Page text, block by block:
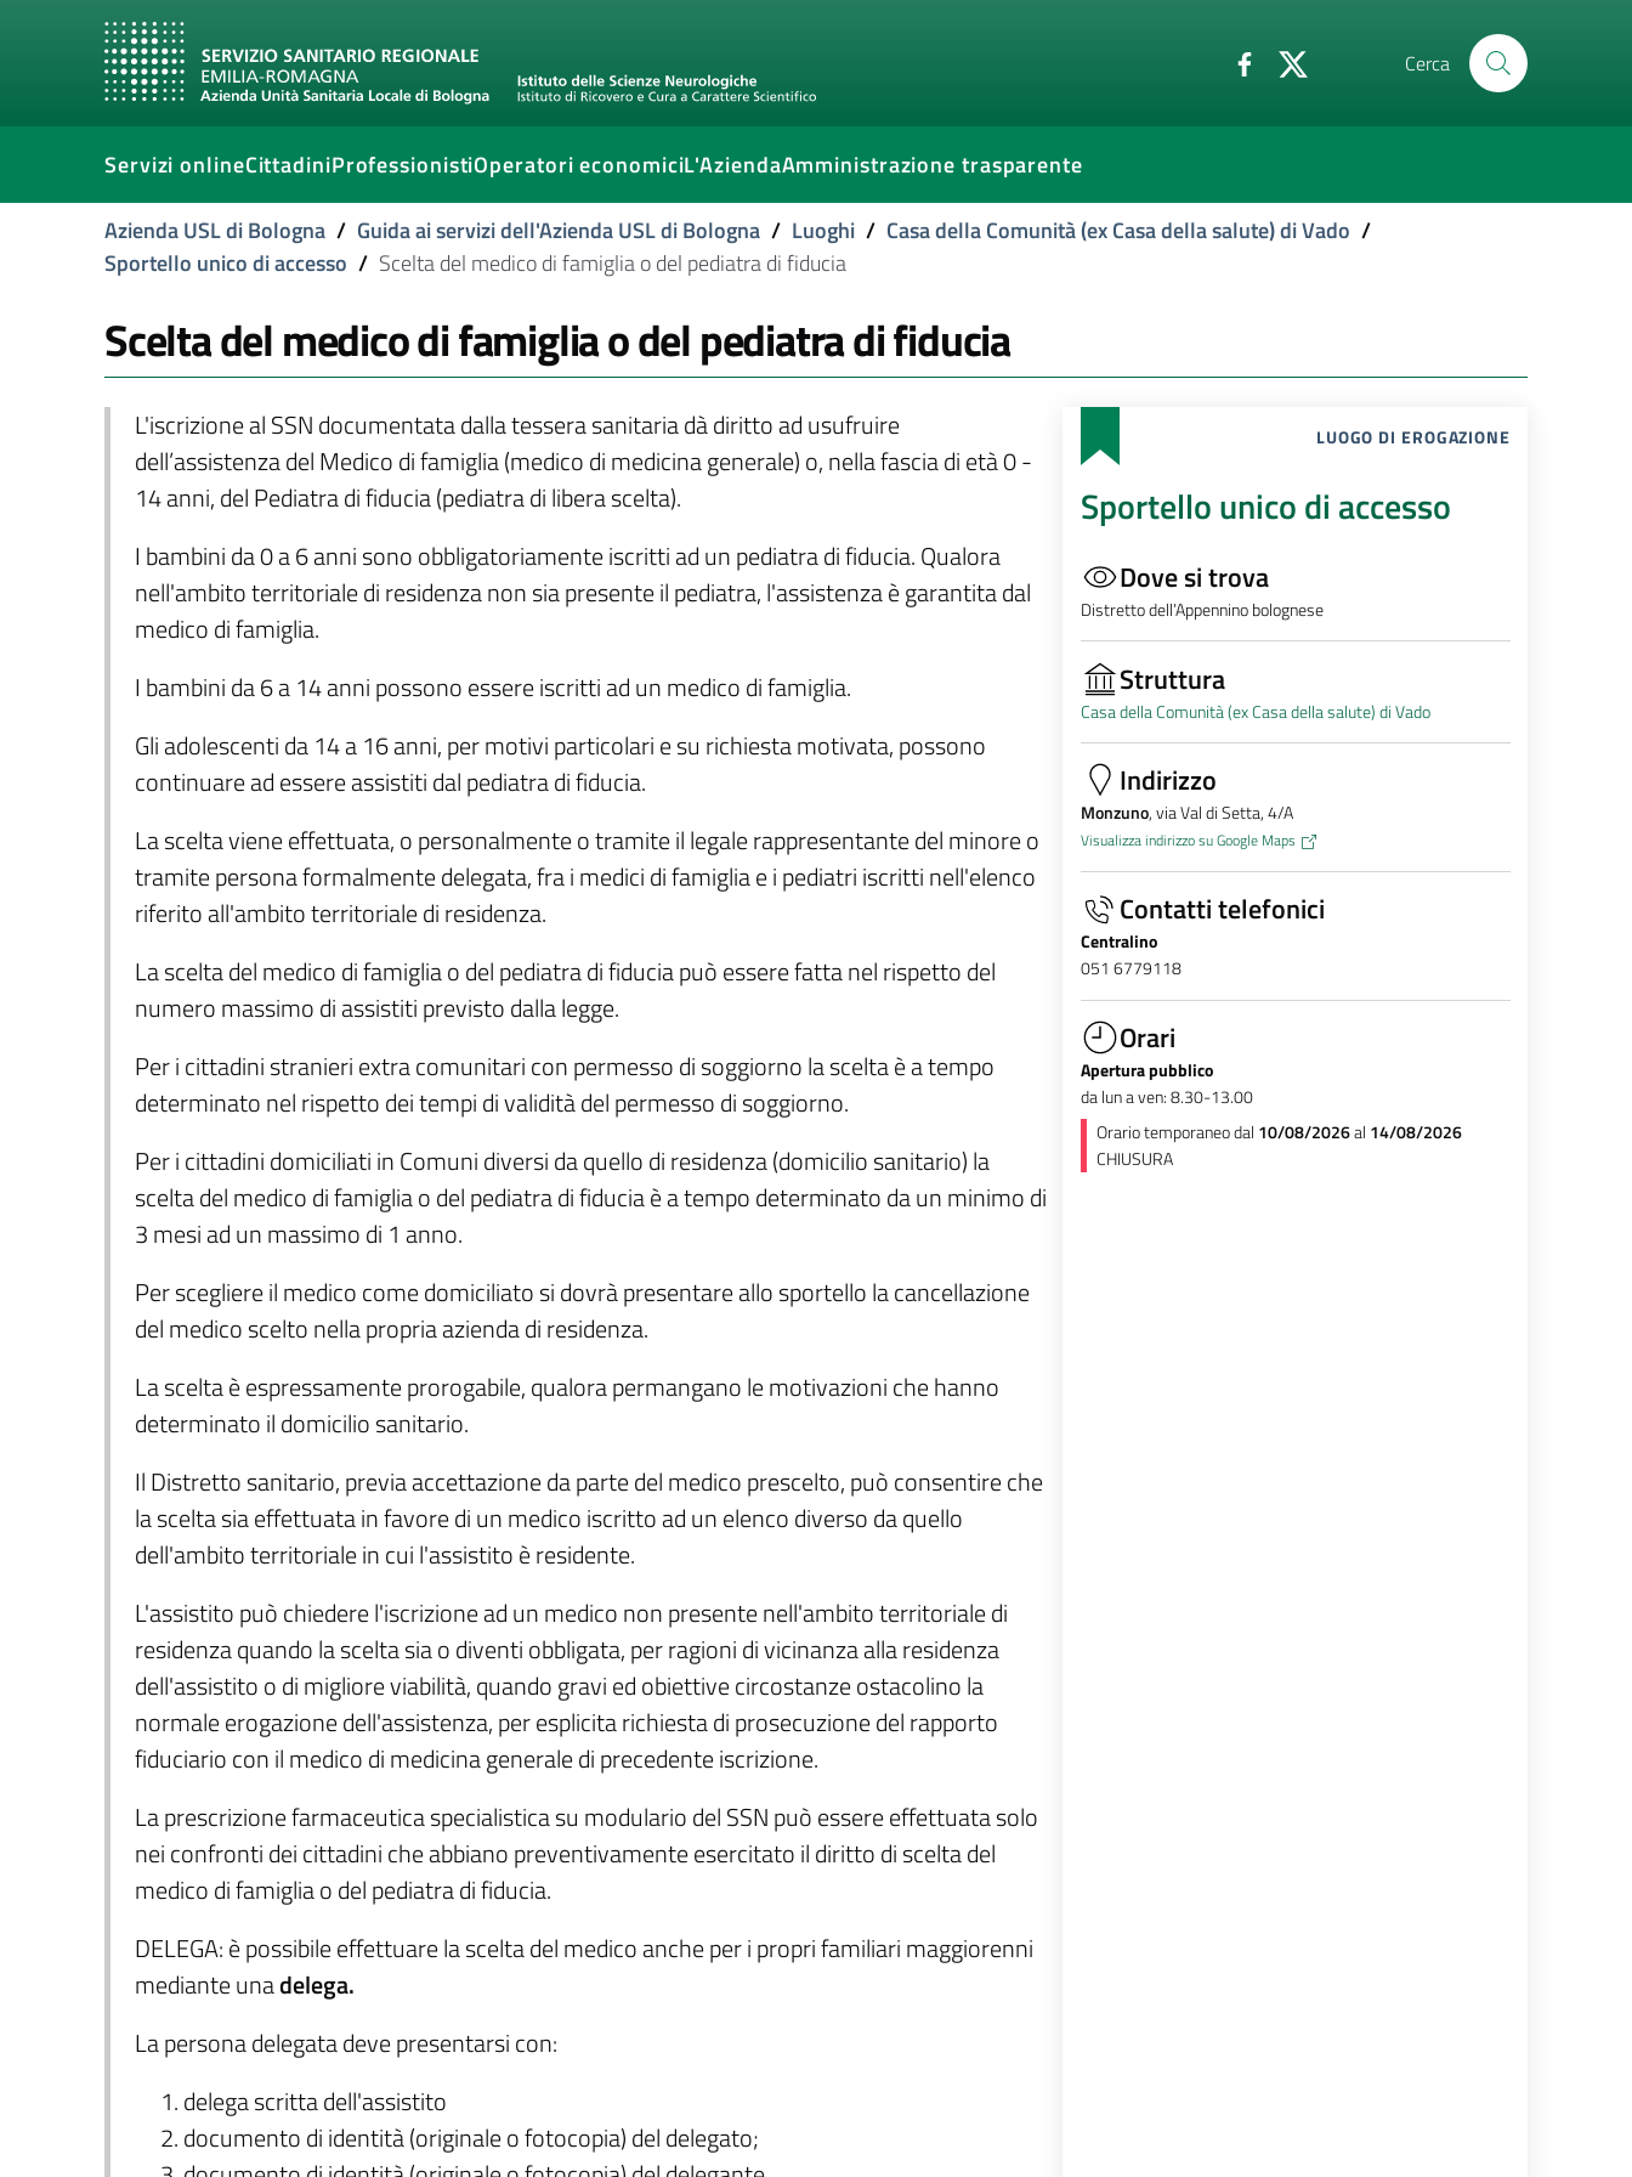
Cerca
Servizi onlineCittadiniProfessionistiOperatori economiciL'AziendaAmministrazione trasparente
Azienda USL di Bologna / Guida ai servizi dell'Azienda USL di Bologna / Luoghi / Casa della Comunità (ex Casa della salute) di Vado /
Sportello unico di accesso / Scelta del medico di famiglia o del pediatra di fiducia
Scelta del medico di famiglia o del pediatra di fiducia
L'iscrizione al SSN documentata dalla tessera sanitaria dà diritto ad usufruire
dell’assistenza del Medico di famiglia (medico di medicina generale) o, nella fascia di età 0 -
14 anni, del Pediatra di fiducia (pediatra di libera scelta).
I bambini da 0 a 6 anni sono obbligatoriamente iscritti ad un pediatra di fiducia. Qualora
nell'ambito territoriale di residenza non sia presente il pediatra, l'assistenza è garantita dal
medico di famiglia.
I bambini da 6 a 14 anni possono essere iscritti ad un medico di famiglia.
Gli adolescenti da 14 a 16 anni, per motivi particolari e su richiesta motivata, possono
continuare ad essere assistiti dal pediatra di fiducia.
La scelta viene effettuata, o personalmente o tramite il legale rappresentante del minore o
tramite persona formalmente delegata, fra i medici di famiglia e i pediatri iscritti nell'elenco
riferito all'ambito territoriale di residenza.
La scelta del medico di famiglia o del pediatra di fiducia può essere fatta nel rispetto del
numero massimo di assistiti previsto dalla legge.
Per i cittadini stranieri extra comunitari con permesso di soggiorno la scelta è a tempo
determinato nel rispetto dei tempi di validità del permesso di soggiorno.
Per i cittadini domiciliati in Comuni diversi da quello di residenza (domicilio sanitario) la
scelta del medico di famiglia o del pediatra di fiducia è a tempo determinato da un minimo di
3 mesi ad un massimo di 1 anno.
Per scegliere il medico come domiciliato si dovrà presentare allo sportello la cancellazione
del medico scelto nella propria azienda di residenza.
La scelta è espressamente prorogabile, qualora permangano le motivazioni che hanno
determinato il domicilio sanitario.
Il Distretto sanitario, previa accettazione da parte del medico prescelto, può consentire che
la scelta sia effettuata in favore di un medico iscritto ad un elenco diverso da quello
dell'ambito territoriale in cui l'assistito è residente.
L'assistito può chiedere l'iscrizione ad un medico non presente nell'ambito territoriale di
residenza quando la scelta sia o diventi obbligata, per ragioni di vicinanza alla residenza
dell'assistito o di migliore viabilità, quando gravi ed obiettive circostanze ostacolino la
normale erogazione dell'assistenza, per esplicita richiesta di prosecuzione del rapporto
fiduciario con il medico di medicina generale di precedente iscrizione.
La prescrizione farmaceutica specialistica su modulario del SSN può essere effettuata solo
nei confronti dei cittadini che abbiano preventivamente esercitato il diritto di scelta del
medico di famiglia o del pediatra di fiducia.
DELEGA: è possibile effettuare la scelta del medico anche per i propri familiari maggiorenni
mediante unadelega.
La persona delegata deve presentarsi con:
delega scritta dell'assistito
documento di identità (originale o fotocopia) del delegato;
LUOGO DI EROGAZIONE
Sportello unico di accesso
Dove si trova
Distretto dell’Appennino bolognese
Struttura
Casa della Comunità (ex Casa della salute) di Vado
Indirizzo
Monzuno, via Val di Setta, 4/A
Visualizza indirizzo su Google Maps
Contatti telefonici
Centralino
051 6779118
Orari
Apertura pubblico
da lun a ven: 8.30-13.00
Orario temporaneo dal 10/08/2026al 14/08/2026
CHIUSURA